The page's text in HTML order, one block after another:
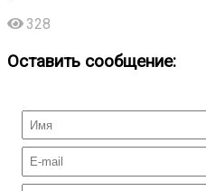
328
Оставить сообщение: